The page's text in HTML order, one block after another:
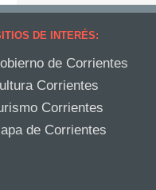
DE INTERÉS:
de Corrientes
Corrientes
Corrientes
de Corrientes